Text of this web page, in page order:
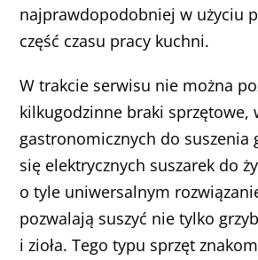
najprawdopodobniej w użyciu
część czasu pracy kuchni.
W trakcie serwisu nie można
kilkugodzinne braki sprzętowe,
gastronomicznych do suszenia
się elektrycznych suszarek do
o tyle uniwersalnym
pozwalają suszyć nie tylko
i zioła. Tego typu sprzęt